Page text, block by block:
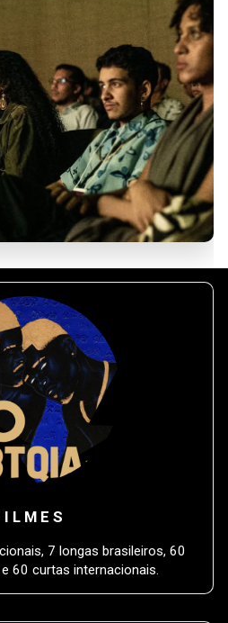
I L M E S
7 longas brasileiros, 60
60 curtas internacionais.